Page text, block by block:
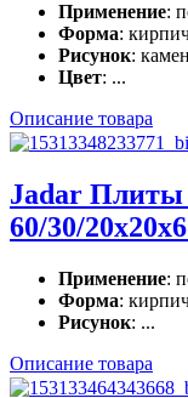
Применение:
Форма:
Рисунок:
Цвет: ...
Описание товара
Jadar
60/30/
Применение:
Форма:
Рисунок: ...
Описание товара